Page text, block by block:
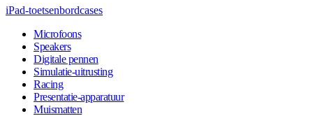
iPad-toetsenbordcases
Microfoons
Speakers
Digitale pennen
Simulatie-uitrusting
Racing
Presentatie-apparatuur
Muismatten